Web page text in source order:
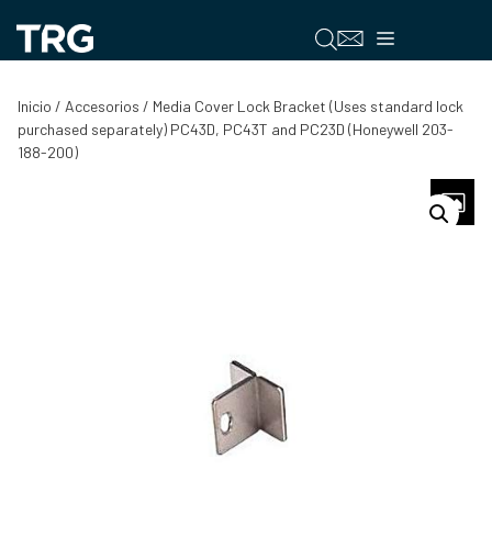
contenido
Menú
Inicio / Accesorios / Media Cover Lock Bracket (Uses standard lock
purchased separately) PC43D, PC43T and PC23D (Honeywell 203-
188-200)